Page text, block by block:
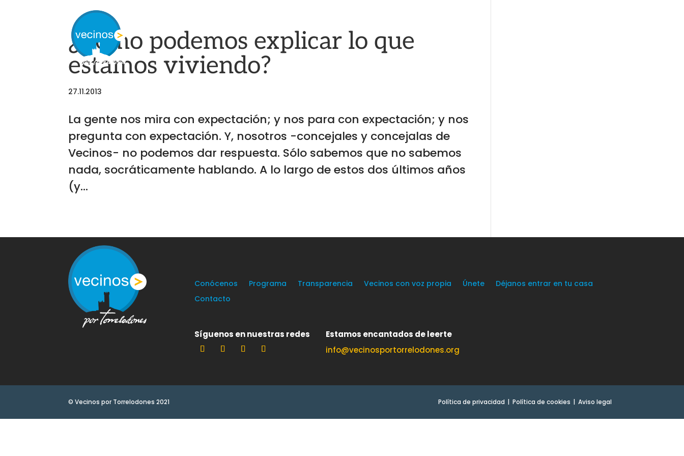
¿Cómo podemos explicar lo que
estamos viviendo?
27.11.2013
La gente nos mira con expectación; y nos para con expectación; y nos
pregunta con expectación. Y, nosotros -concejales y concejalas de
Vecinos- no podemos dar respuesta. Sólo sabemos que no sabemos
nada, socráticamente hablando. A lo largo de estos dos últimos años
(y...
Conócenos Programa Transparencia Vecinos con voz propia Únete
Déjanos entrar en tu casa
Contacto
Síguenos en nuestras redes
Estamos encantados de leerte
info@vecinosportorrelodones.org
© Vecinos por Torrelodones 2021 Política de privacidad Política de cookies Aviso legal